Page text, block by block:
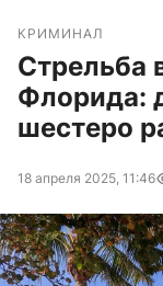
КРИМИНАЛ
Стрельба
Флорида:
шестеро
18 апреля 2025, 11:46